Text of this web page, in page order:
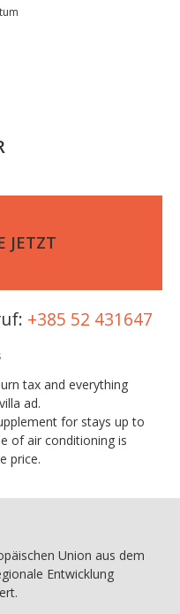
JETZT
+385 52 431647
tax and everything
ad.
for stays up to
of air conditioning is
price.
Union aus dem
Entwicklung